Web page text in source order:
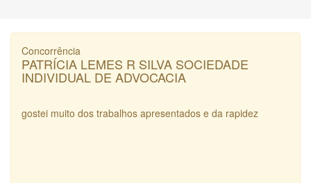
Concorrência
PATRÍCIA LEMES R SILVA SOCIEDADE
INDIVIDUAL DE ADVOCACIA
gostei muito dos trabalhos apresentados e da rapidez